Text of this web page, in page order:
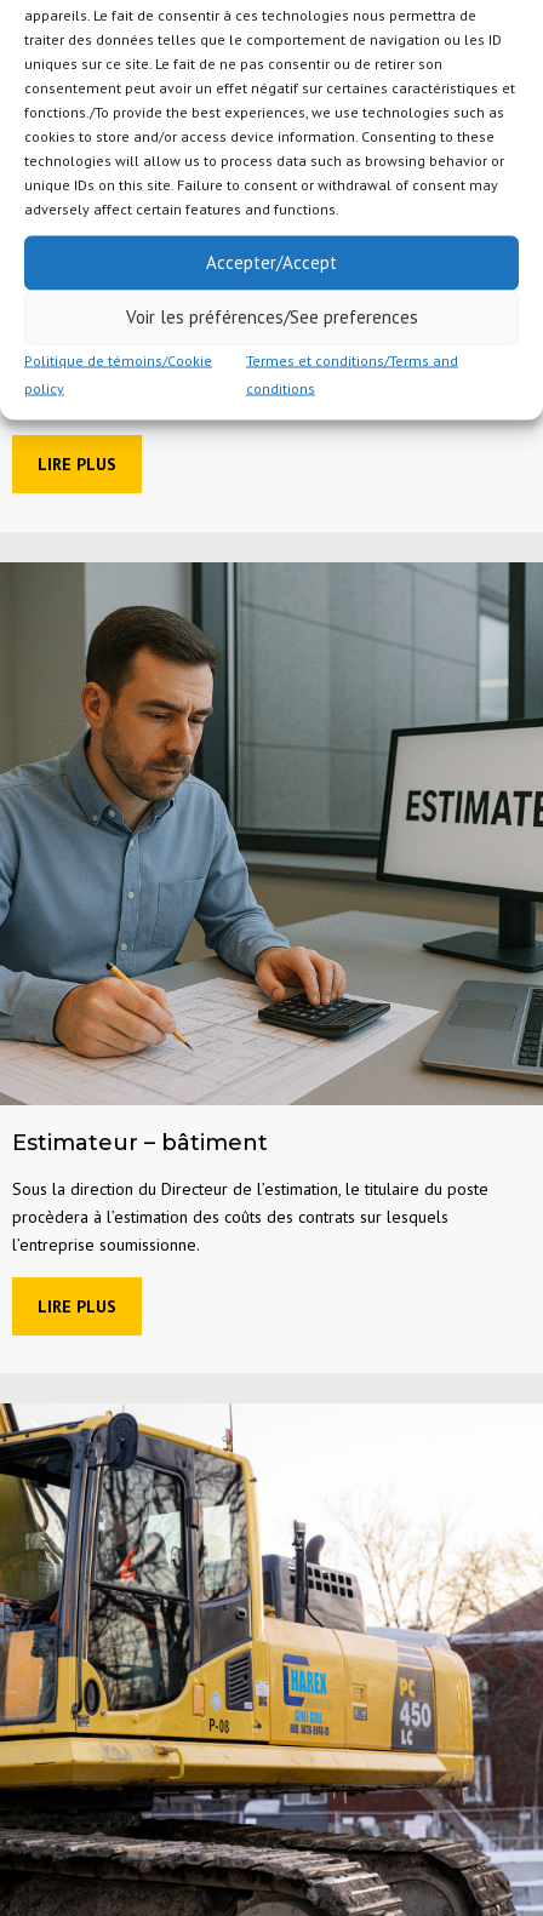
appareils. Le fait de consentir à ces technologies nous permettra de
traiter des données telles que le comportement de navigation ou les ID
uniques sur ce site. Le fait de ne pas consentir ou de retirer son
consentement peut avoir un effet négatif sur certaines caractéristiques et
fonctions./To provide the best experiences, we use technologies such as
cookies to store and/or access device information. Consenting to these
technologies will allow us to process data such as browsing behavior or
unique IDs on this site. Failure to consent or withdrawal of consent may
adversely affect certain features and functions.
Accepter/Accept
Voir les préférences/See preferences
Politique de témoins/Cookie
policy
Termes et conditions/Terms and
conditions
Arpenteur
Poste à combler arpenteur POSTULER MAINTENANT NATURE DU
POSTE Arpenteur La personne occupant le poste d’Arpenteur sera
élévations et des points d’un terrain ou d’une structure qui sont
nécessaires à...
LIRE PLUS
Estimateur – bâtiment
Sous la direction du Directeur de l’estimation, le titulaire du poste
procèdera à l’estimation des coûts des contrats sur lesquels
l’entreprise soumissionne.
LIRE PLUS